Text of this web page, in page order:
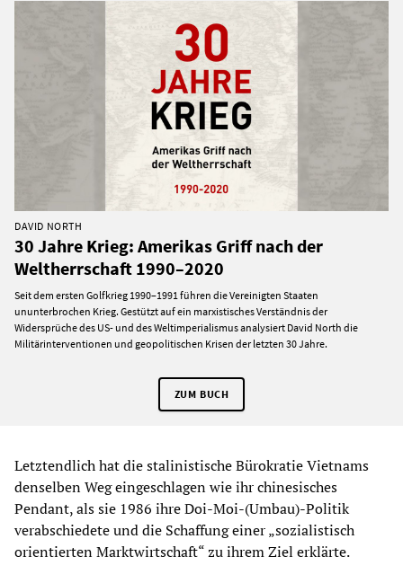
DAVID NORTH
30 Jahre Krieg: Amerikas Griff nach der
Weltherrschaft 1990–2020
Seit dem ersten Golfkrieg 1990–1991 führen die Vereinigten Staaten
ununterbrochen Krieg. Gestützt auf ein marxistisches Verständnis der
Widersprüche des US- und des Weltimperialismus analysiert David North die
Militärinterventionen und geopolitischen Krisen der letzten 30 Jahre.
ZUM BUCH
Letztendlich hat die stalinistische Bürokratie Vietnams
denselben Weg eingeschlagen wie ihr chinesisches
Pendant, als sie 1986 ihre Doi-Moi-(Umbau)-Politik
verabschiedete und die Schaffung einer „sozialistisch
orientierten Marktwirtschaft“ zu ihrem Ziel erklärte.